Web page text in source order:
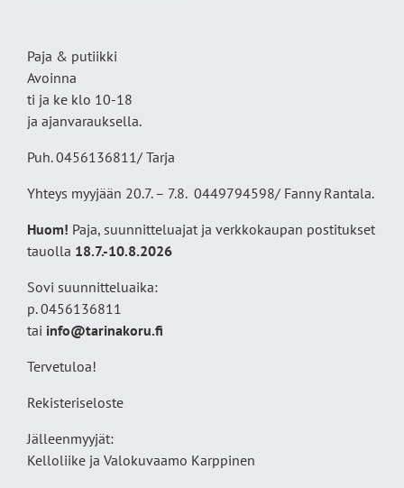
Paja & putiikki
Avoinna
ti ja ke klo 10-18
ja ajanvarauksella.
Puh. 0456136811/ Tarja
Yhteys myyjään 20.7. – 7.8. 0449794598/ Fanny Rantala.
Huom! Paja, suunnitteluajat ja verkkokaupan postitukset
tauolla 18.7.-10.8.2026
Sovi suunnitteluaika:
p. 0456136811
tai info@tarinakoru.fi
Tervetuloa!
Rekisteriseloste
Jälleenmyyjät:
Kelloliike ja Valokuvaamo Karppinen